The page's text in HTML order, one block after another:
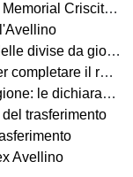
Criscitiello
divise da gioco
il roster
le dichiarazioni
trasferimento
Avellino